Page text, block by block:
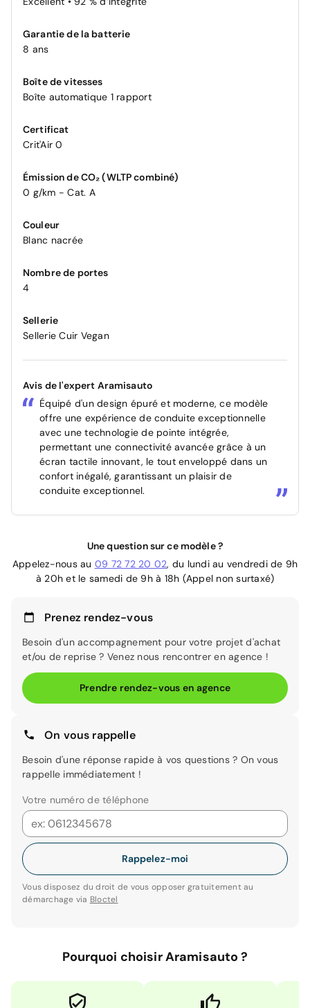
Garantie de la batterie
8 ans
Boîte de vitesses
Boîte automatique 1 rapport
Certificat
Crit'Air 0
Émission de CO₂ (WLTP combiné)
0 g/km - Cat. A
Couleur
Blanc nacrée
Nombre de portes
4
Sellerie
Sellerie Cuir Vegan
Avis de l'expert Aramisauto
Équipé d'un design épuré et moderne, ce modèle
offre une expérience de conduite exceptionnelle
avec une technologie de pointe intégrée,
permettant une connectivité avancée grâce à un
écran tactile innovant, le tout enveloppé dans un
confort inégalé, garantissant un plaisir de
conduite exceptionnel.
Une question sur ce modèle ?
Appelez-nous au 09 72 72 20 02, du lundi au vendredi de 9h
à 20h et le samedi de 9h à 18h (Appel non surtaxé)
Prenez rendez-vous
Besoin d'un accompagnement pour votre projet d'achat
et/ou de reprise ? Venez nous rencontrer en agence !
Prendre rendez-vous en agence
On vous rappelle
Besoin d'une réponse rapide à vos questions ? On vous
rappelle immédiatement !
Votre numéro de téléphone
Rappelez-moi
Vous disposez du droit de vous opposer gratuitement au
démarchage via Bloctel
Pourquoi choisir Aramisauto ?